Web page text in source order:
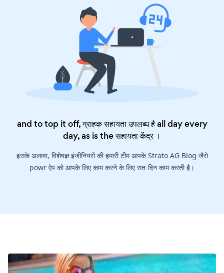
and to top it off, ग्राहक सहायता उपलब्ध है all day every
day, as is theसहायता केंद्र।
इसके अलावा, विशेषज्ञ इंजीनियरों की हमारी टीम आपके Strato AG Blog जैसे
powr ऐप को आपके लिए काम करने के लिए रात-दिन काम करती है।